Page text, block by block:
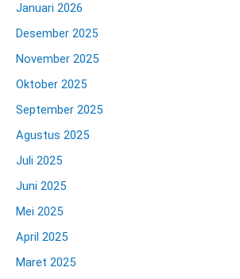
Januari 2026
Desember 2025
November 2025
Oktober 2025
September 2025
Agustus 2025
Juli 2025
Juni 2025
Mei 2025
April 2025
Maret 2025